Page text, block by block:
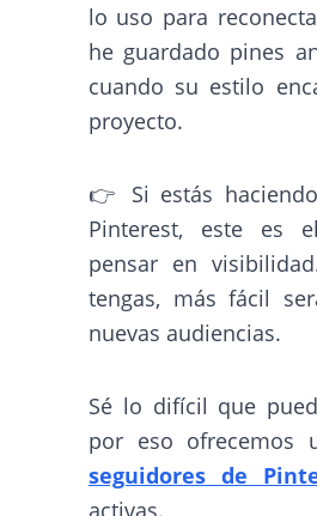
lo uso para
he guardado pines
cuando su estilo
proyecto.
👉 Si estás
Pinterest, este es
pensar en
tengas, más fácil
nuevas audiencias.
Sé lo difícil que
por eso
seguidores de
activas.